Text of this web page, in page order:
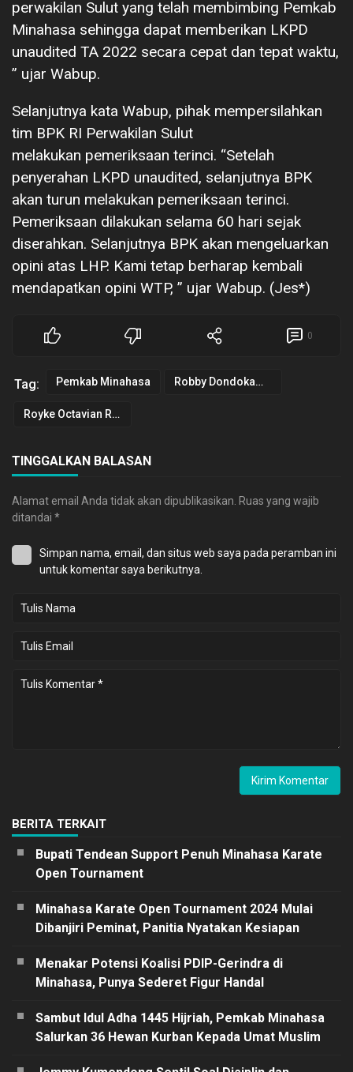
perwakilan Sulut yang telah membimbing Pemkab
Minahasa sehingga dapat memberikan LKPD
unaudited TA 2022 secara cepat dan tepat waktu,
” ujar Wabup.
Selanjutnya kata Wabup, pihak mempersilahkan
tim BPK RI Perwakilan Sulut
melakukan pemeriksaan terinci. “Setelah
penyerahan LKPD unaudited, selanjutnya BPK
akan turun melakukan pemeriksaan terinci.
Pemeriksaan dilakukan selama 60 hari sejak
diserahkan. Selanjutnya BPK akan mengeluarkan
opini atas LHP. Kami tetap berharap kembali
mendapatkan opini WTP, ” ujar Wabup. (Jes*)
0
Tag: Pemkab Minahasa Robby Dondokambey
Royke Octavian Roring
TINGGALKAN BALASAN
Alamat email Anda tidak akan dipublikasikan. Ruas yang wajib
ditandai *
Simpan nama, email, dan situs web saya pada peramban ini
untuk komentar saya berikutnya.
BERITA TERKAIT
Bupati Tendean Support Penuh Minahasa Karate
Open Tournament
Minahasa Karate Open Tournament 2024 Mulai
Dibanjiri Peminat, Panitia Nyatakan Kesiapan
Menakar Potensi Koalisi PDIP-Gerindra di
Minahasa, Punya Sederet Figur Handal
Sambut Idul Adha 1445 Hijriah, Pemkab Minahasa
Salurkan 36 Hewan Kurban Kepada Umat Muslim